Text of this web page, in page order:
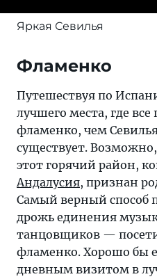
Яркая Севилья
Фламенко
Путешествуя по
лучшего места, где
фламенко, чем
существует. Возможно,
этот горячий район,
Андалусия, признан
Самый верный способ
дрожь единения
танцовщиков —
фламенко. Хорошо бы
дневным визитом в